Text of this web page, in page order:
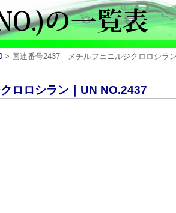
> 国連番号2437｜メチルフェニルジクロロシラ
ロロシラン｜UN NO.2437